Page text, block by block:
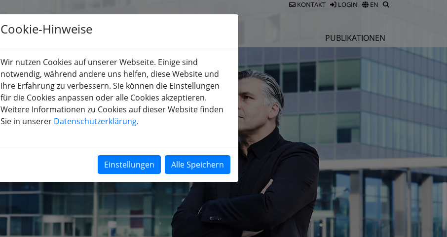
KONTAKT LOGIN EN
PUBLIKATIONEN
Cookie-Hinweise
Wir nutzen Cookies auf unserer Webseite. Einige sind
notwendig, während andere uns helfen, diese Website und
Ihre Erfahrung zu verbessern. Sie können die Einstellungen
für die Cookies anpassen oder alle Cookies akzeptieren.
Weitere Informationen zu Cookies auf dieser Website finden
Sie in unserer Datenschutzerklärung.